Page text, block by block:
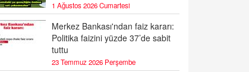
1 Ağustos 2026 Cumartesi
Merkez Bankası'ndan faiz kararı:
Politika faizini yüzde 37’de sabit
tuttu
23 Temmuz 2026 Perşembe